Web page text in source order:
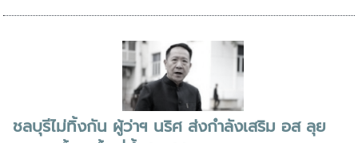
ชลบุรีไม่ทิ้งกัน ผู้ว่าฯ นริศ ส่งกำลังเสริม อส ลุย